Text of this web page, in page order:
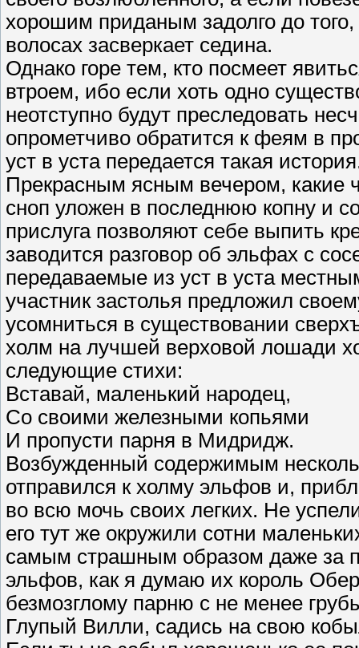
хорошим приданым задолго до
волосах засверкает седина.
Однако горе тем, кто посмеет
втроем, ибо если хоть одно
неотступно будут преследовать
опрометчиво обратится к феям в
уст в уста передается такая
Прекрасным ясным вечером, какие
сноп уложен в последнюю копну и
прислуга позволяют себе выпить
заводится разговор об эльфах с
передаваемые из уст в уста
участник застолья предложил
усомниться в существовании
холм на лучшей верховой лошади
следующие стихи:
Вставай, маленький народец,
Со своими железными копьями
И пропусти парня в Мидридж.
Возбужденный содержимым
отправился к холму эльфов и,
во всю мочь своих легких. Не
его тут же окружили сотни
самым страшным образом даже за
эльфов, как я думаю их король
безмозглому парню с не менее
Глупый Вилли, садись на свою